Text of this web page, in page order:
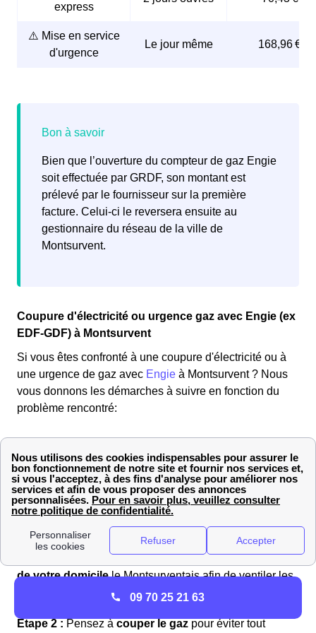
ainsi que la
compteur de gaz.
Engie ou le fournisseur choisi se chargera alors de
express
⚠️ Mise en service
d'urgence
Le jour même 168,96 €
Bien que l’ouverture du compteur de gaz Engie
soit effectuée par GRDF, son montant est
prélevé par le fournisseur sur la première
facture. Celui-ci le reversera ensuite au
gestionnaire du réseau de la ville de
Montsurvent.
Coupure d'électricité ou urgence gaz avec Engie (ex
EDF-GDF) à Montsurvent
Si vous êtes confronté à une coupure d'électricité ou à
une urgence de gaz avec Engie à Montsurvent ? Nous
vous donnons les démarches à suivre en fonction du
problème rencontré:
En cas de fuite de gaz dans votre habitation à
Montsurvent, voici les étapes à suivre :
Pour commencer,ouvrez toutes les fenêtres
de votre domicilele Montsurventais afin de ventiler les
Étape 2 : Pensez à couper le gaz pour éviter tout
09 70 25 21 63